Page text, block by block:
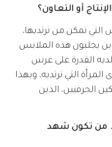
أو التعاون؟
تمكن من ترتديها،
يجلبون هذه الملابس
لديه القدرة على غرس
التي ترتديه، وبهذا
الحرفيين، الذين
من تكون شهد